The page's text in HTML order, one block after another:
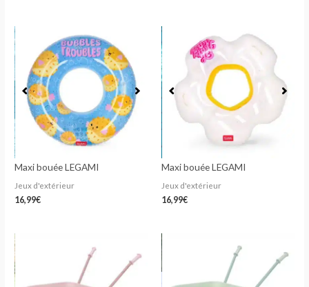
Maxi bouée LEGAMI
Jeux d'extérieur
16,99€
Maxi bouée LEGAMI
Jeux d'extérieur
16,99€